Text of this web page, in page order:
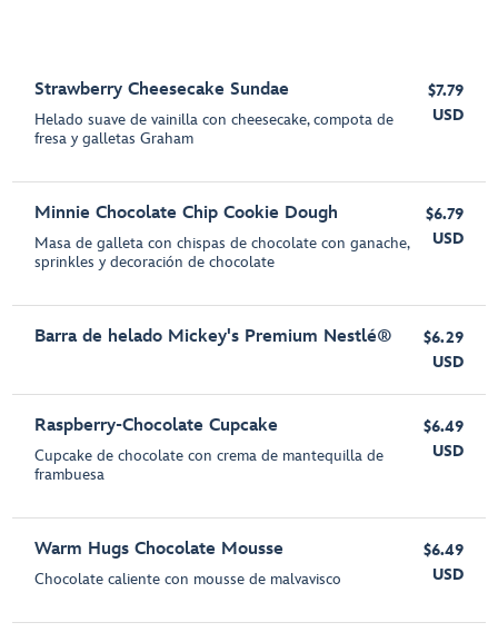
Strawberry Cheesecake Sundae
Helado suave de vainilla con cheesecake, compota de
fresa y galletas Graham
$7.79
USD
Minnie Chocolate Chip Cookie Dough
Masa de galleta con chispas de chocolate con ganache,
sprinkles y decoración de chocolate
$6.79
USD
Barra de helado Mickey's Premium Nestlé®
$6.29
USD
Raspberry-Chocolate Cupcake
Cupcake de chocolate con crema de mantequilla de
frambuesa
$6.49
USD
Warm Hugs Chocolate Mousse
Chocolate caliente con mousse de malvavisco
$6.49
USD